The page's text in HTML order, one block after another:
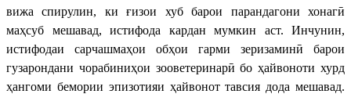
вижа спирулин, ки ғизои хуб барои парандагони хонагӣ
маҳсуб мешавад, истифода кардан мумкин аст. Инчунин,
истифодаи сарчашмаҳои обҳои гарми зеризаминӣ барои
гузарондани чорабиниҳои зооветеринарӣ бо ҳайвоноти хурд
ҳангоми бемории эпизотияи ҳайвонот тавсия дода мешавад.